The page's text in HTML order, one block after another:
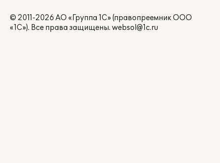
© 2011-2026 АО «Группа 1С» (правопреемник ООО
«1С»). Все права защищены. websol@1c.ru